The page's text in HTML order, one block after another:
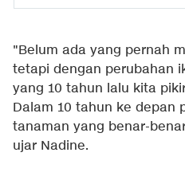
"Belum ada yang pernah
tetapi dengan perubahan
yang 10 tahun lalu kita
Dalam 10 tahun ke depan
tanaman yang benar-
ujar Nadine.